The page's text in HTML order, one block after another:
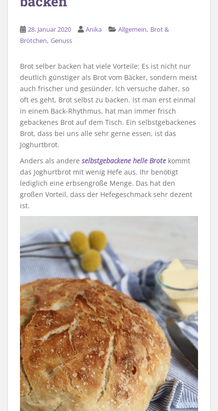
28. Januar 2020 Anika Allgemein, Brot &
Brötchen, Genuss
Brot selber backen hat viele Vorteile: Es ist nicht nur
deutlich günstiger als Brot vom Bäcker, sondern meist
auch frischer und gesünder. Ich versuche daher, so
oft es geht, Brot selbst zu backen. Ist man erst einmal
in einem Back-Rhythmus, hat man immer frisch
gebackenes Brot auf dem Tisch. Ein selbstgebackenes
Brot, dass bei uns alle sehr gerne essen, ist das
Joghurtbrot.
Anders als andere selbstgebackene helle Brote kommt
das Joghurtbrot mit wenig Hefe aus. Ihr benötigt
lediglich eine erbsengroße Menge. Das hat den
großen Vorteil, dass der Hefegeschmack sehr dezent
ist.